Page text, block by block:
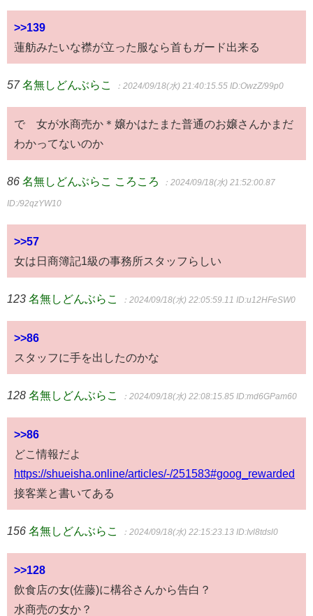
>>139
蓮舫みたいな襟が立った服なら首もガード出来る
57 名無しどんぶらこ ：2024/09/18(水) 21:40:15.55 ID:OwzZ/99p0
で 女が水商売か＊嬢かはたまた普通のお嬢さんかまだ
わかってないのか
86 名無しどんぶらこ ころころ ：2024/09/18(水) 21:52:00.87
ID:/92qzYW10
>>57
女は日商簿記1級の事務所スタッフらしい
123 名無しどんぶらこ ：2024/09/18(水) 22:05:59.11 ID:u12HFeSW0
>>86
スタッフに手を出したのかな
128 名無しどんぶらこ ：2024/09/18(水) 22:08:15.85 ID:md6GPam60
>>86
どこ情報だよ
https://shueisha.online/articles/-/251583#goog_rewarded
接客業と書いてある
156 名無しどんぶらこ ：2024/09/18(水) 22:15:23.13 ID:Ivl8tdsl0
>>128
飲食店の女(佐藤)に構谷さんから告白？
水商売の女か？